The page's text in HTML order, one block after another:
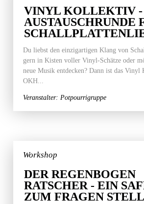
VINYL KOLLEKTIV -
AUSTAUSCHRUNDE
Du liebst den einzigartigen Klang von
gern in Kisten voller Vinyl-Schätze oder
neue Musik entdecken? Dann ist das
OKH...
Veranstalter: Potpourrigruppe
Workshop
DER REGENBOGEN
RATSCHER - EIN
ZUM FRAGEN